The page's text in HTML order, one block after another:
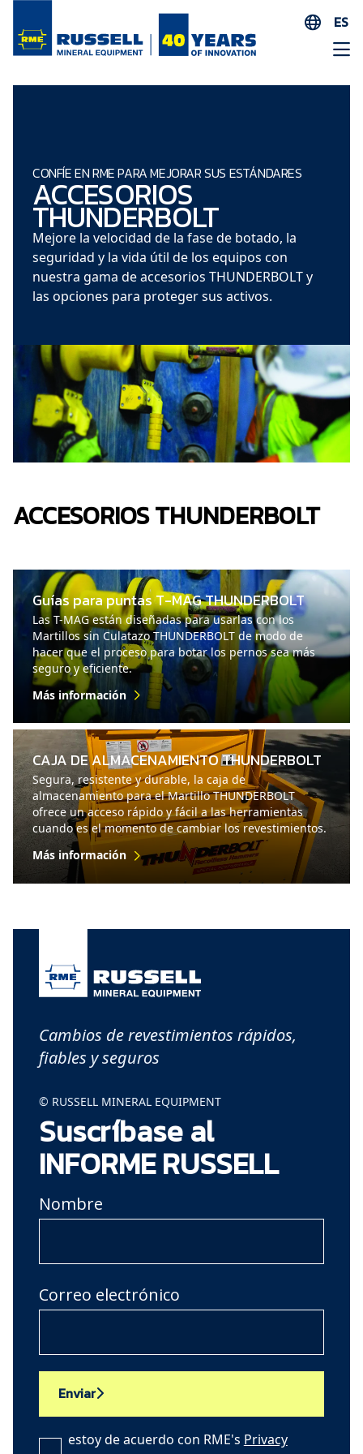
ES
EN
AR
CONFÍE EN RME PARA MEJORAR SUS ESTÁNDARES
ACCESORIOS
THUNDERBOLT
Mejore la velocidad de la fase de botado, la
seguridad y la vida útil de los equipos con
nuestra gama de accesorios THUNDERBOLT y
las opciones para proteger sus activos.
ACCESORIOS THUNDERBOLT
Guías para puntas T-MAG THUNDERBOLT
Las T-MAG están diseñadas para usarlas con los
Martillos sin Culatazo THUNDERBOLT de modo de
hacer que el proceso para botar los pernos sea más
seguro y eficiente.
Más información
CAJA DE ALMACENAMIENTO THUNDERBOLT
Segura, resistente y durable, la caja de
almacenamiento para el Martillo THUNDERBOLT
ofrece un acceso rápido y fácil a las herramientas
cuando es el momento de cambiar los revestimientos.
Más información
Cambios de revestimientos rápidos,
fiables y seguros
© RUSSELL MINERAL EQUIPMENT
Suscríbase al
INFORME RUSSELL
Nombre
Correo electrónico
Enviar
estoy de acuerdo con RME's Privacy